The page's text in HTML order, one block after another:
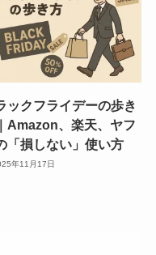
ックフライデーの歩き
Amazon、楽天、ヤフ
「損しない」使い方
年11月17日